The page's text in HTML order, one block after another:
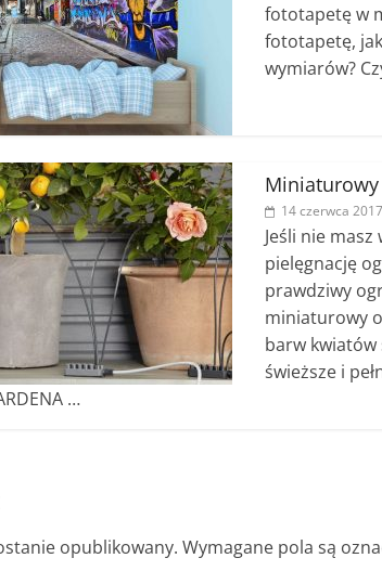
fototapetę w
fototapetę,
wymiarów?
14 czerwca 2017
Jeśli nie
pielęgnację
prawdziwy
miniaturowy
barw kwiatów
świeższe i
…
opublikowany. Wymagane pola są